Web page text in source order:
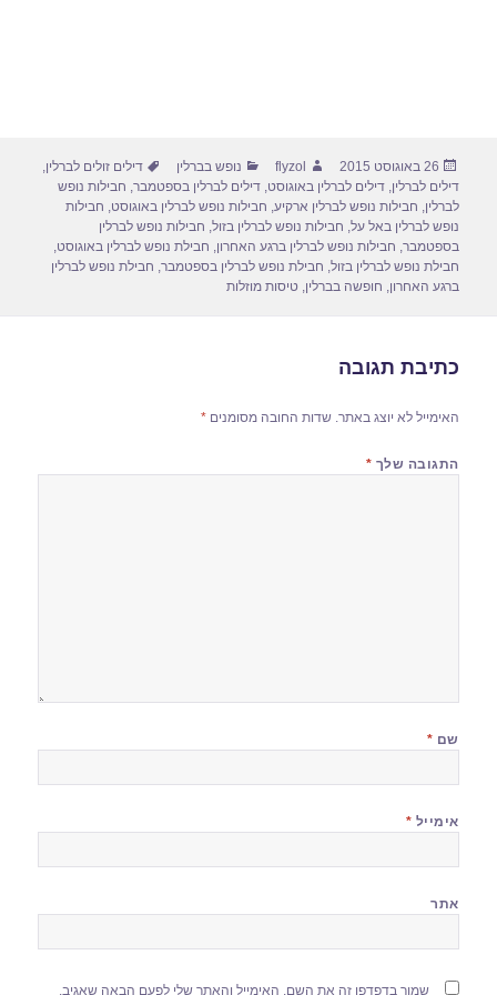
פורסם
בתאריך
26 באוגוסט 2015 מחבר
flyzol קטגוריות
נופש בברלין תגיות
דילים זולים לברלין,
דילים לברלין,דילים לברלין באוגוסט,דילים לברלין בספטמבר, חבילות נופש
לברלין, חבילות נופש לברלין ארקיע, חבילות נופש לברלין באוגוסט, חבילות
נופש לברלין באל על, חבילות נופש לברלין בזול, חבילות נופש לברלין
בספטמבר, חבילות נופש לברלין ברגע האחרון, חבילת נופש לברלין באוגוסט,
חבילת נופש לברלין בזול, חבילת נופש לברלין בספטמבר, חבילת נופש לברלין
ברגע האחרון, חופשה בברלין,טיסות מוזלות
כתיבת תגובה
האימייל לא יוצג באתר. שדות החובה מסומנים*
התגובה שלך *
שם *
אימייל *
אתר
שמור בדפדפן זה את השם, האימייל והאתר שלי לפעם הבאה שאגיב.